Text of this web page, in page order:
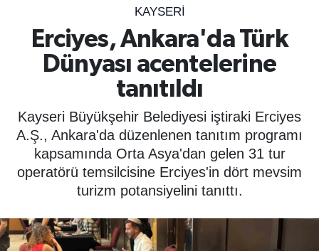
KAYSERI
Erciyes, Ankara'da Türk
Dünyası acentelerine
tanıtıldı
Kayseri Büyükşehir Belediyesi iştiraki Erciyes
A.Ş., Ankara'da düzenlenen tanıtım programı
kapsamında Orta Asya'dan gelen 31 tur
operatörü temsilcisine Erciyes'in dört mevsim
turizm potansiyelini tanıttı.
SPOR
ÇEVRE
BİLİM - TEKNOLOJİ
KADIN
MAGAZİN